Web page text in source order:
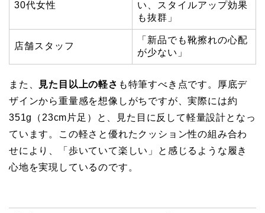
30代女性
い、スタイルアップ効果
も抜群」
店舗スタッフ
「新品でも靴擦れの心配
が少ない」
また、 見た目以上の軽さ も特筆すべき点です。厚底デ
ザインから重量感を想像しがちですが、実際には約
351g（23cm片足）と、見た目に反して軽量設計となっ
ています。この軽さと優れたクッション性の組み合わ
せにより、「歩いていて楽しい」と感じるような履き
心地を実現しているのです。